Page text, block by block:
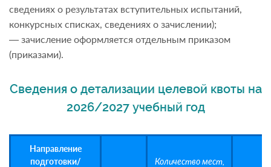
сведениях о результатах вступительных испытаний,
конкурсных списках, сведениях о зачислении);
— зачисление оформляется отдельным приказом
(приказами).
Сведения о детализации целевой квоты на
2026/2027 учебный год
Направление
подготовки/
Количество мест,